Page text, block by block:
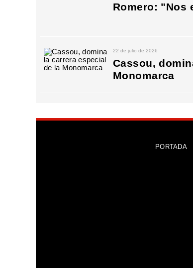
Romero: "Nos
22 de julio de 2026
Cassou,
Monomarca
PORTADA